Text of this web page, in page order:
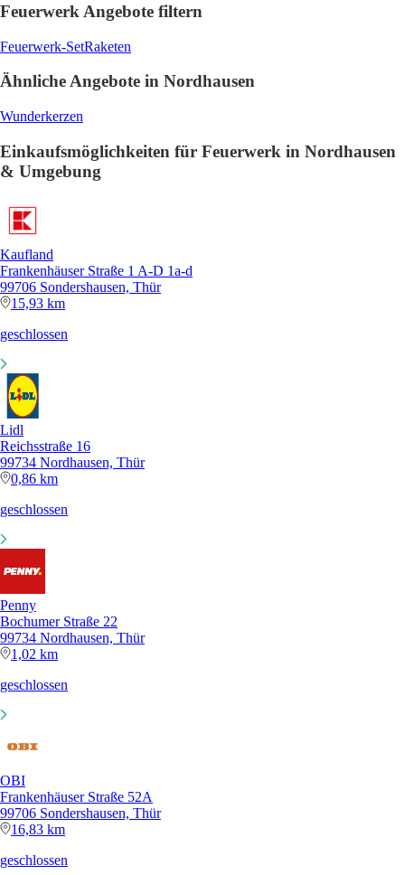
Feuerwerk Angebote filtern
Feuerwerk-SetRaketen
Ähnliche Angebote in Nordhausen
Wunderkerzen
Einkaufsmöglichkeiten für Feuerwerk in Nordhausen
& Umgebung
Kaufland
Frankenhäuser Straße 1 A-D 1a-d
99706 Sondershausen, Thür
15,93 km
geschlossen
Lidl
Reichsstraße 16
99734 Nordhausen, Thür
0,86 km
geschlossen
Penny
Bochumer Straße 22
99734 Nordhausen, Thür
1,02 km
geschlossen
OBI
Frankenhäuser Straße 52A
99706 Sondershausen, Thür
16,83 km
geschlossen